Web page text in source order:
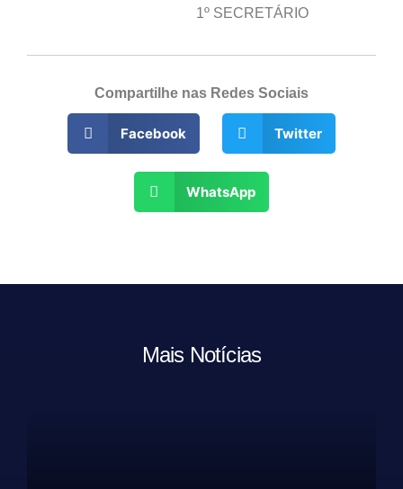
1º SECRETÁRIO
Compartilhe nas Redes Sociais
Facebook Twitter
WhatsApp
Mais Notícias